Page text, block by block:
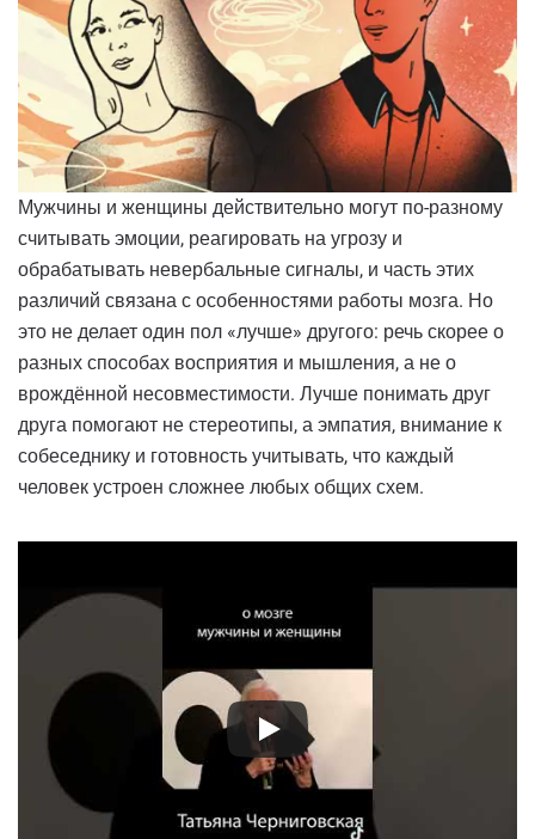
Мужчины и женщины действительно могут по-разному
считывать эмоции, реагировать на угрозу и
обрабатывать невербальные сигналы, и часть этих
различий связана с особенностями работы мозга. Но
это не делает один пол «лучше» другого: речь скорее о
разных способах восприятия и мышления, а не о
врождённой несовместимости. Лучше понимать друг
друга помогают не стереотипы, а эмпатия, внимание к
собеседнику и готовность учитывать, что каждый
человек устроен сложнее любых общих схем.